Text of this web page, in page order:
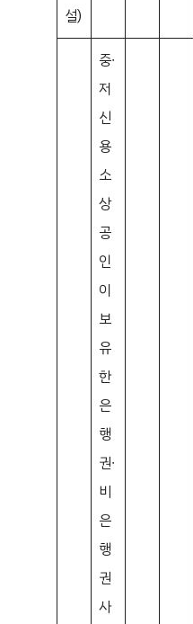
설)
중∙
저
신
용
소
상
공
인
이
보
유
한
은
행
권∙
비
은
행
권
사